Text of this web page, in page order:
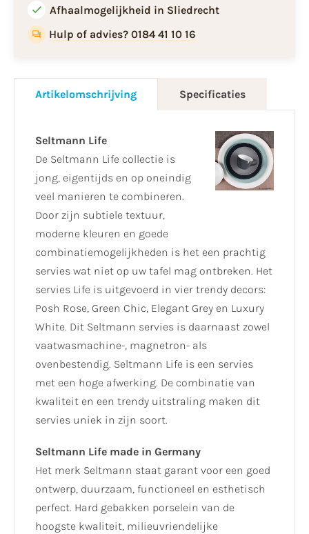
Afhaalmogelijkheid in Sliedrecht
Hulp of advies? 0184 41 10 16
Artikelomschrijving Specificaties
Seltmann Life
De Seltmann Life collectie is
jong, eigentijds en op oneindig
veel manieren te combineren.
Door zijn subtiele textuur,
moderne kleuren en goede
combinatiemogelijkheden is het een prachtig
servies wat niet op uw tafel mag ontbreken. Het
servies Life is uitgevoerd in vier trendy decors:
Posh Rose, Green Chic, Elegant Grey en Luxury
White. Dit Seltmann servies is daarnaast zowel
vaatwasmachine-, magnetron- als
ovenbestendig. Seltmann Life is een servies
met een hoge afwerking. De combinatie van
kwaliteit en een trendy uitstraling maken dit
servies uniek in zijn soort.
Seltmann Life made in Germany
Het merk Seltmann staat garant voor een goed
ontwerp, duurzaam, functioneel en esthetisch
perfect. Hard gebakken porselein van de
hoogste kwaliteit, milieuvriendelijke